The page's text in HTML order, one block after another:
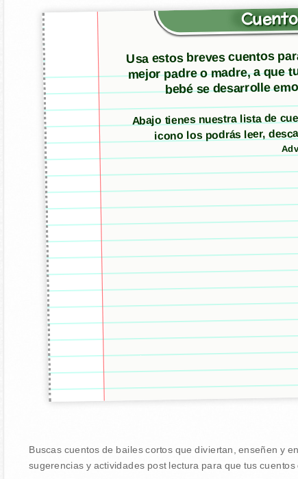
Usa estos breves cuentos
mejor padre o madre, a que
bebé se desarrolle
Abajo tienes nuestra lista de
icono los podrás leer,
Buscas cuentos de bailes cortos que diviertan, enseñen y
sugerencias y actividades post lectura para que tus